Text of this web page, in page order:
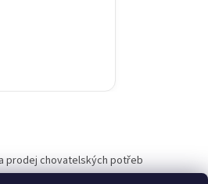
prodej chovatelských potřeb